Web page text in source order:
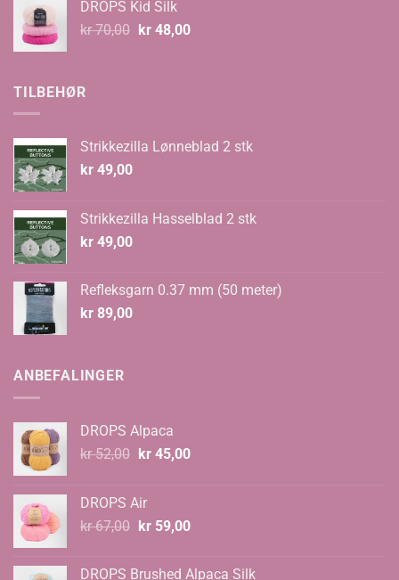
kr 67,00.
DROPS Kid Silk
kr70,00 Opprinnelig
kr48,00Nåværende
TILBEHØR
Strikkezilla Lønneblad 2 stk
kr 49,00
Strikkezilla Hasselblad 2 stk
kr 49,00
Refleksgarn 0.37 mm (50 meter)
kr 89,00
ANBEFALINGER
DROPS Alpaca
kr52,00 Opprinnelig
kr 52,00.
kr45,00Nåværende
DROPS Air
kr67,00 Opprinnelig
kr59,00Nåværende
DROPS Brushed Alpaca Silk